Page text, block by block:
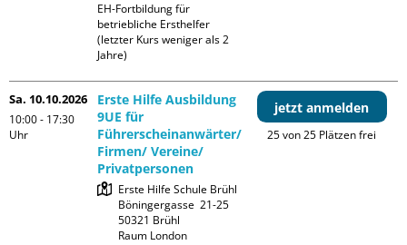
EH-Fortbildung für
betriebliche Ersthelfer
(letzter Kurs weniger als 2
Jahre)
Sa. 10.10.2026
10:00 - 17:30
Uhr
Erste Hilfe Ausbildung
9UE für
Führerscheinanwärter/
Firmen/ Vereine/
Privatpersonen
Erste Hilfe Schule Brühl
Böningergasse  21-25
50321 Brühl
Raum London
jetzt anmelden
25 von 25 Plätzen frei